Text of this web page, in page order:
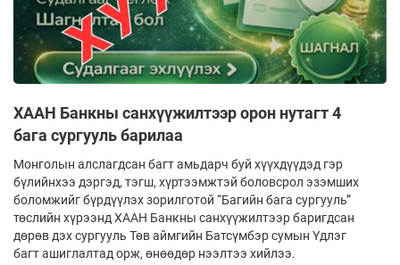
ХААН Банкны санхүүжилтээр орон нутагт 4
бага сургууль барилаа
Монголын алслагдсан багт амьдарч буй хүүхдүүдэд гэр
бүлийнхээ дэргэд, тэгш, хүртээмжтэй боловсрол эзэмших
боломжийг бүрдүүлэх зорилготой “Багийн бага сургууль”
төслийн хүрээнд ХААН Банкны санхүүжилтээр баригдсан
дөрөв дэх сургууль Төв аймгийн Батсүмбэр сумын Үдлэг
багт ашиглалтад орж, өнөөдөр нээлтээ хийлээ.